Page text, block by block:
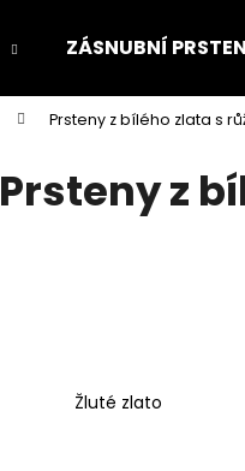
ZÁSNUBNÍ
Prsteny z bílého zlata s
Prsteny z
Žluté zlato
Co